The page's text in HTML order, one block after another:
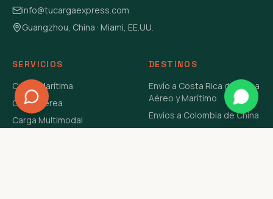
info@tucargaexpress.com
Guangzhou, China · Miami, EE.UU.
SERVICIOS
Carga Marítima
Carga Aérea
Carga Multimodal
DESTINOS
Envío a Costa Rica de China
Aéreo y Marítimo
Envíos a Colombia de China